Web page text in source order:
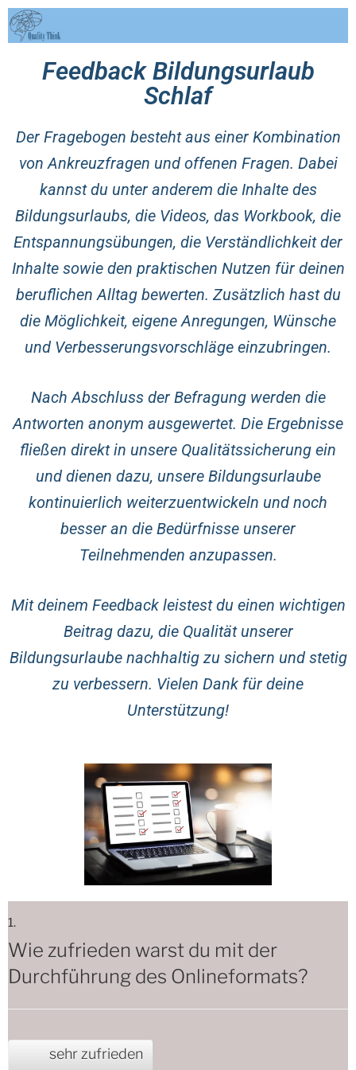
Feedback Bildungsurlaub
Schlaf
Der Fragebogen besteht aus einer Kombination
von Ankreuzfragen und offenen Fragen. Dabei
kannst du unter anderem die Inhalte des
Bildungsurlaubs, die Videos, das Workbook, die
Entspannungsübungen, die Verständlichkeit der
Inhalte sowie den praktischen Nutzen für deinen
beruflichen Alltag bewerten. Zusätzlich hast du
die Möglichkeit, eigene Anregungen, Wünsche
und Verbesserungsvorschläge einzubringen.
Nach Abschluss der Befragung werden die
Antworten anonym ausgewertet. Die Ergebnisse
fließen direkt in unsere Qualitätssicherung ein
und dienen dazu, unsere Bildungsurlaube
kontinuierlich weiterzuentwickeln und noch
besser an die Bedürfnisse unserer
Teilnehmenden anzupassen.
Mit deinem Feedback leistest du einen wichtigen
Beitrag dazu, die Qualität unserer
Bildungsurlaube nachhaltig zu sichern und stetig
zu verbessern. Vielen Dank für deine
Unterstützung!
1.
Wie zufrieden warst du mit der
Durchführung des Onlineformats?
sehr zufrieden